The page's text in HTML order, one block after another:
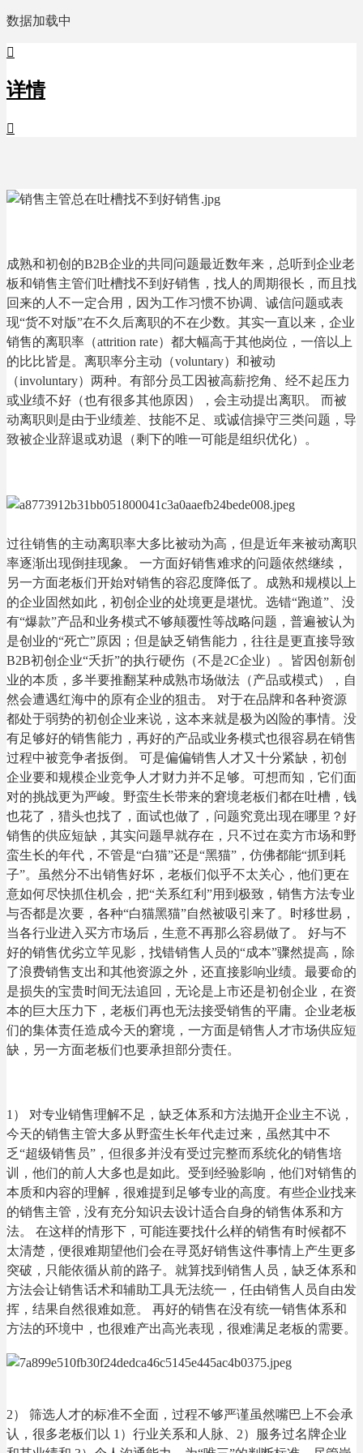
数据加载中

详情

成熟和初创的B2B企业的共同问题最近数年来，总听到企业老
板和销售主管们吐槽找不到好销售，找人的周期很长，而且找
回来的人不一定合用，因为工作习惯不协调、诚信问题或表
现“货不对版”在不久后离职的不在少数。 其实一直以来，企业
销售的离职率（attrition rate）都大幅高于其他岗位，一倍以上
的比比皆是。离职率分主动（voluntary）和被动
（involuntary）两种。有部分员工因被高薪挖角、经不起压力
或业绩不好（也有很多其他原因），会主动提出离职。 而被
动离职则是由于业绩差、技能不足、或诚信操守三类问题，导
致被企业辞退或劝退（剩下的唯一可能是组织优化）。
过往销售的主动离职率大多比被动为高，但是近年来被动离职
率逐渐出现倒挂现象。 一方面好销售难求的问题依然继续，
另一方面老板们开始对销售的容忍度降低了。成熟和规模以上
的企业固然如此，初创企业的处境更是堪忧。选错“跑道”、没
有“爆款”产品和业务模式不够颠覆性等战略问题，普遍被认为
是创业的“死亡”原因；但是缺乏销售能力，往往是更直接导致
B2B初创企业“夭折”的执行硬伤（不是2C企业）。皆因创新创
业的本质，多半要推翻某种成熟市场做法（产品或模式），自
然会遭遇红海中的原有企业的狙击。 对于在品牌和各种资源
都处于弱势的初创企业来说，这本来就是极为凶险的事情。没
有足够好的销售能力，再好的产品或业务模式也很容易在销售
过程中被竞争者扳倒。 可是偏偏销售人才又十分紧缺，初创
企业要和规模企业竞争人才财力并不足够。可想而知，它们面
对的挑战更为严峻。野蛮生长带来的窘境老板们都在吐槽，钱
也花了，猎头也找了，面试也做了，问题究竟出现在哪里？好
销售的供应短缺，其实问题早就存在，只不过在卖方市场和野
蛮生长的年代，不管是“白猫”还是“黑猫”，仿佛都能“抓到耗
子”。虽然分不出销售好坏，老板们似乎不太关心，他们更在
意如何尽快抓住机会，把“关系红利”用到极致，销售方法专业
与否都是次要，各种“白猫黑猫”自然被吸引来了。时移世易，
当各行业进入买方市场后，生意不再那么容易做了。 好与不
好的销售优劣立竿见影，找错销售人员的“成本”骤然提高，除
了浪费销售支出和其他资源之外，还直接影响业绩。最要命的
是损失的宝贵时间无法追回，无论是上市还是初创企业，在资
本的巨大压力下，老板们再也无法接受销售的平庸。企业老板
们的集体责任造成今天的窘境，一方面是销售人才市场供应短
缺，另一方面老板们也要承担部分责任。
1） 对专业销售理解不足，缺乏体系和方法抛开企业主不说，
今天的销售主管大多从野蛮生长年代走过来，虽然其中不
乏“超级销售员”，但很多并没有受过完整而系统化的销售培
训，他们的前人大多也是如此。受到经验影响，他们对销售的
本质和内容的理解，很难提到足够专业的高度。有些企业找来
的销售主管，没有充分知识去设计适合自身的销售体系和方
法。 在这样的情形下，可能连要找什么样的销售有时候都不
太清楚，便很难期望他们会在寻觅好销售这件事情上产生更多
突破，只能依循从前的路子。就算找到销售人员，缺乏体系和
方法会让销售话术和辅助工具无法统一，任由销售人员自由发
挥，结果自然很难如意。 再好的销售在没有统一销售体系和
方法的环境中，也很难产出高光表现，很难满足老板的需要。
2） 筛选人才的标准不全面，过程不够严谨虽然嘴巴上不会承
认，很多老板们以 1）行业关系和人脉、2）服务过名牌企业